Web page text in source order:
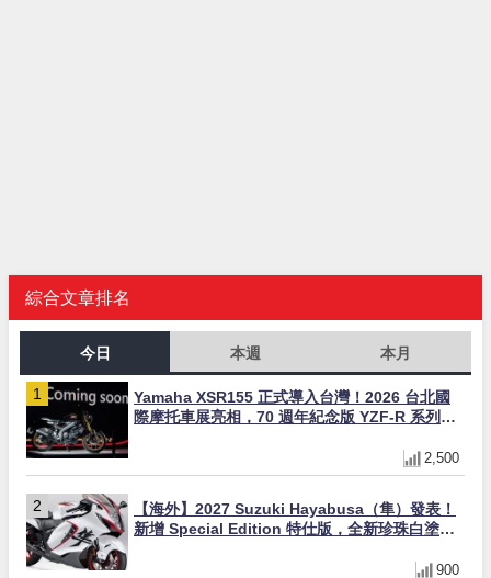
綜合文章排名
今日 本週 本月
Yamaha XSR155 正式導入台灣！2026 台北國
際摩托車展亮相，70 週年紀念版 YZF-R 系列限
2,500
【海外】2027 Suzuki Hayabusa（隼）發表！
新增 Special Edition 特仕版，全新珍珠白塗裝
900